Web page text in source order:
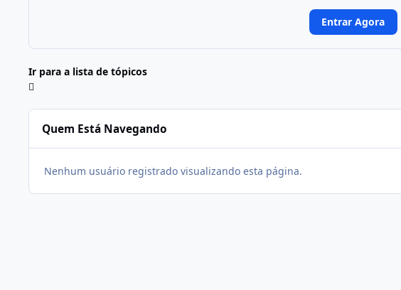
Entrar Agora
Ir para a lista de tópicos
Quem Está Navegando
Nenhum usuário registrado visualizando esta página.